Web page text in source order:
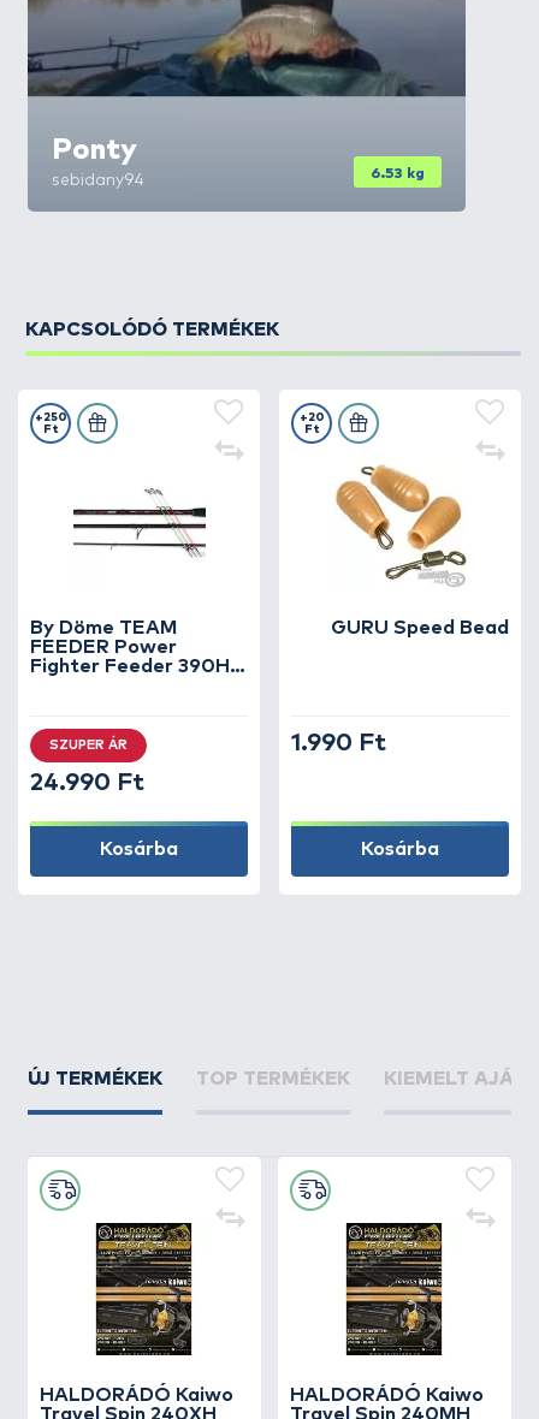
Ponty
sebidany94 6.53 kg
KAPCSOLÓDÓ TERMÉKEK
By Döme TEAM
FEEDER Power
Fighter Feeder 390H
+250
Ft
SZUPER ÁR
24.990 Ft
Kosárba
GURU Speed Bead
+20
Ft
1.990 Ft
Kosárba
ÚJ TERMÉKEK TOP TERMÉKEK KIEMELT
HALDORÁDÓ Kaiwo
Travel Spin 240XH
HALDORÁDÓ Kaiwo
Travel Spin 240MH